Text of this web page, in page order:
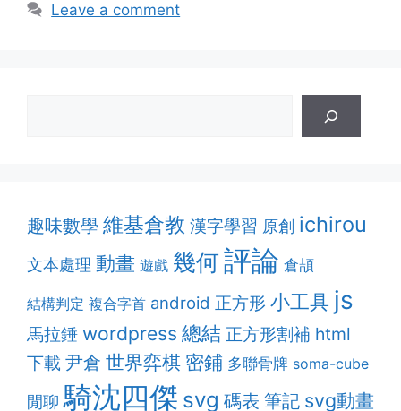
Leave a comment
趣味數學 維基倉教 漢字學習 原創 ichirou
文本處理 動畫 遊戲 幾何評論 倉頡
結構判定 複合字首 android 正方形 小工具 js
馬拉錘 wordpress 總結 正方形割補 html
下載 尹倉 世界弈棋 密鋪 多聯骨牌 soma-cube
閒聊 騎沈四傑 svg 碼表 筆記 svg動畫